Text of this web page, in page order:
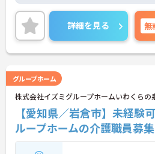
詳細を見る 無
グループホーム
株式会社イズミグループホームいわくらの
【愛知県／岩倉市】未経
ループホームの介護職員募